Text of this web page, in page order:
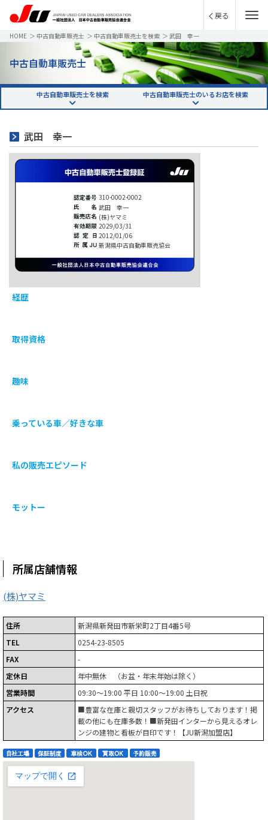
戻る
HOME ＞ 中古自動車販売士 ＞ 中古自動車販売士を検索 ＞ 武田 幸一
中古自動車販売士
中古自動車販売士を検索 中古自動車販売士のいるお店を検索
武田 幸一
310-0002-0002
武田 幸一
(株)ヤマミ
2029/03/31
2012/01/06
新潟県中古自動車販売協会
経歴
取得資格
趣味
乗っている車／好きな車
私の販売エピソード
モットー
所属店舗情報
(株)ヤマミ
住所
新潟県新発田市新栄町2丁目4番5号
TEL
0254-23-8505
FAX
-
定休日
年中無休 （お盆・年末年始は除く）
営業時間
09:30～19:00 平日 10:00～19:00 土日祝
アクセス
■豊富な在庫と親切スタッフがお待ちしております！掲
載の他にも在庫多数！■新発田インターから見えるオレ
ンジの建物と看板が目印です！【JU新潟加盟店】